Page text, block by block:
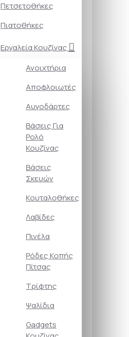
Πετσετοθήκες
Πιατοθήκες
Εργαλεία Κουζίνας
Ανοιχτήρια
Αποφλοιωτές
Αυγοδάρτες
Βάσεις Για
Ρολό
Κουζίνας
Βάσεις
Σκευών
Κουταλοθήκες
Λαβίδες
Πινέλα
Ρόδες Κοπής
Πίτσας
Τρίφτης
Ψαλίδια
Gadgets